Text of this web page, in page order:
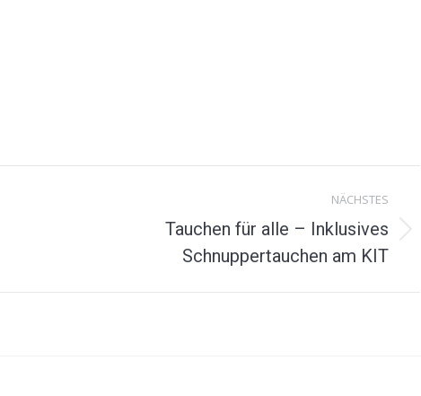
NÄCHSTES
Tauchen für alle – Inklusives
Schnuppertauchen am KIT